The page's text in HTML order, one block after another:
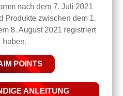
nach dem 7. Juli 2021
Produkte zwischen dem 1.
8. August 2021 registriert
haben.
POINTS
ANLEITUNG